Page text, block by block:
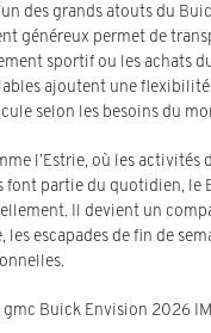
des grands atouts du
généreux permet de
sportif ou les achats
ajoutent une
selon les besoins du
l’Estrie, où les activités
font partie du quotidien, le
Il devient un
les escapades de fin de